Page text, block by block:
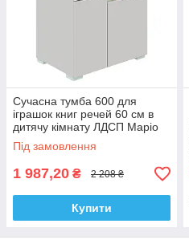
Сучасна тумба 600 для
іграшок книг речей 60 см в
дитячу кімнату ЛДСП Маріо
Світ Меблів кашемір + дуб
сонома
Під замовлення
1 987,20 ₴ 2 208 ₴
Купити